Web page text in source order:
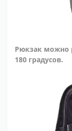
Рюкзак можно
180 градусов.